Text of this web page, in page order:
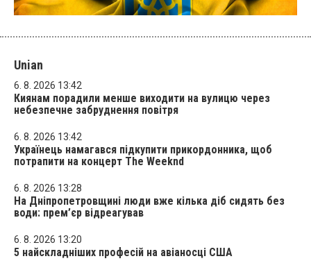
Unian
6. 8. 2026 13:42
Киянам порадили менше виходити на вулицю через
небезпечне забруднення повітря
6. 8. 2026 13:42
Українець намагався підкупити прикордонника, щоб
потрапити на концерт The Weeknd
6. 8. 2026 13:28
На Дніпропетровщині люди вже кілька діб сидять без
води: прем’єр відреагував
6. 8. 2026 13:20
5 найскладніших професій на авіаносці США